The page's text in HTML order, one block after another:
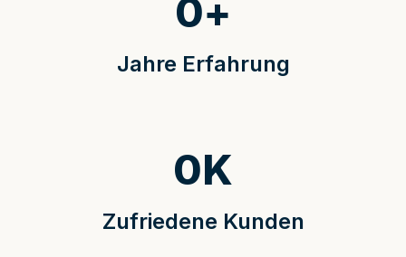
Jahre Erfahrung
0+
Zufriedene Kunden
0K